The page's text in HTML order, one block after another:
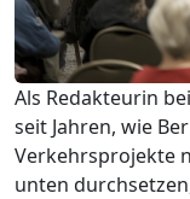
Als Redakteurin
seit Jahren, wie
Verkehrsprojekte
unten